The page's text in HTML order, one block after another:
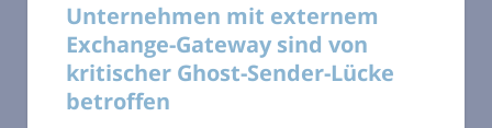
Unternehmen mit externem
Exchange-Gateway sind von
kritischer Ghost-Sender-Lücke
betroffen